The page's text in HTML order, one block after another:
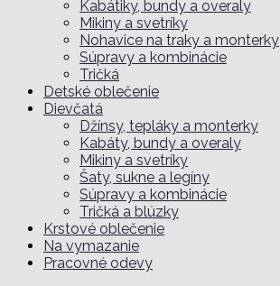
Kabátiky, bundy a overaly
Mikiny a svetríky
Nohavice na traky a monterky
Súpravy a kombinácie
Tričká
Detské oblečenie
Dievčatá
Džínsy, tepláky a monterky
Kabáty, bundy a overaly
Mikiny a svetríky
Šaty, sukne a legíny
Súpravy a kombinácie
Tričká a blúzky
Krstové oblečenie
Na vymazanie
Pracovné odevy